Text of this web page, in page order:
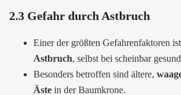
2.3 Gefahr durch Astbruch
Einer der größten Gefahrenfaktoren
Astbruch, selbst bei scheinbar
Besonders betroffen sind ältere,
Äste in der Baumkrone.